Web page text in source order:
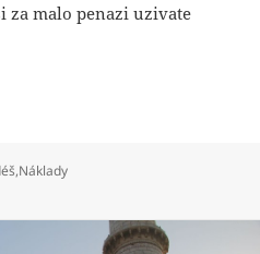
za malo penazi uzivate
nákladov Bangladéš
,Náklady
Bangladéš